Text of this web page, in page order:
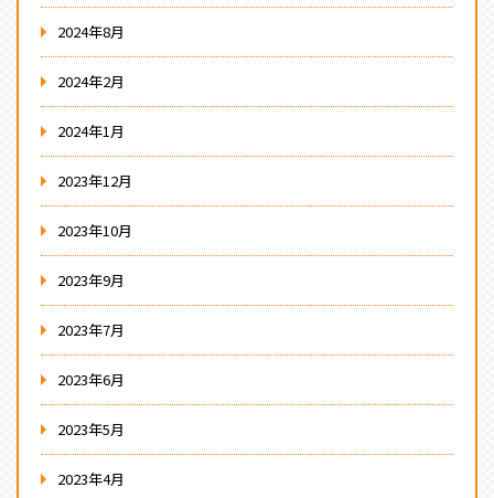
2024年8月
2024年2月
2024年1月
2023年12月
2023年10月
2023年9月
2023年7月
2023年6月
2023年5月
2023年4月